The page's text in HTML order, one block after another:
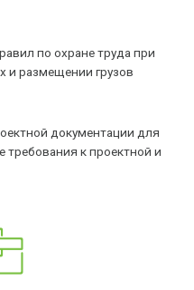
по охране труда при
и размещении грузов
документации для
к проектной и